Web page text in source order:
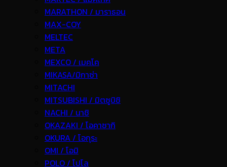
MARATHON / มาราธอน
MAX-COY
MELTEC
META
MEXCO / เมคโค
MIKASA/มิกาซ่า
MITACHI
MITSUBISHI / มิตซูบิชิ
NACHI / นาชิ
OKAZAKI / โอคาซากิ
OKURA / โอกุระ
OMI / โอมิ
POLO / โปโล